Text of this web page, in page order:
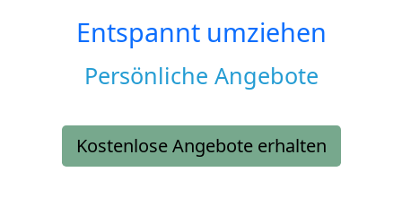
Entspannt umziehen
Persönliche Angebote
Kostenlose Angebote erhalten